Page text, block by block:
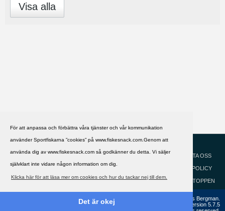
För att anpassa och förbättra våra tjänster och vår kommunikation
använder Sportfiskarna ”cookies” på www.fiskesnack.com.Genom att
använda dig av www.fiskesnack.com så godkänner du detta. Vi säljer
självklart inte vidare någon information om dig.
Klicka här för att läsa mer om cookies och hur du tackar nej till dem.
Det är okej
Visa alla
HJÄLP
KONTAKTA OSS
COOKIEPOLICY
GÅ TILL TOPPEN
Copyright ©2002 - 2021, FiskeSnack.com. Grundad 2002 av Anders Bergman.
Version 5.7.5